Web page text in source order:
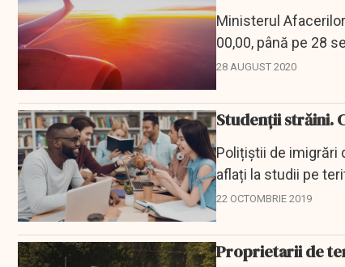
Ministerul
00,00, până pe 28
teritoriul...
28 AUGUST 2020
Studenții străini.
Polițiștii de imigrări
aflați la studii pe
22 OCTOMBRIE 2019
Proprietarii de